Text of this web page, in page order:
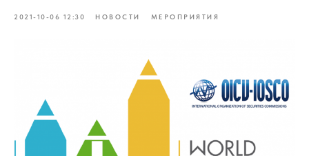
2021-10-06 12:30 НОВОСТИ МЕРОПРИЯТИЯ